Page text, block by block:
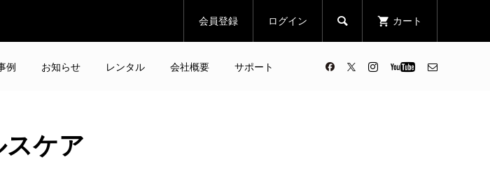
会員登録 ログイン  カート
例 お知らせ レンタル 会社概要 サポート
ケア